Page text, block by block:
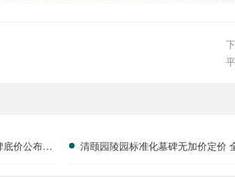
价公布，
清颐园陵园标准化墓碑无加价定价